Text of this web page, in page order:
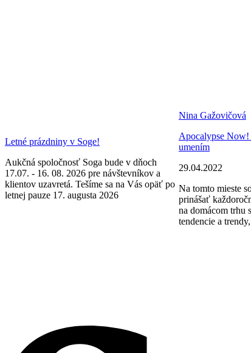
Letné prázdniny v Soge!
Aukčná spoločnosť Soga bude v dňoch
17.07. - 16. 08. 2026 pre návštevníkov a
klientov uzavretá. Tešíme sa na Vás opäť po
letnej pauze 17. augusta 2026
Nina Gažovičová
Apocalypse Now!
umením
29.04.2022
Na tomto mieste
prinášať
na domácom trhu
tendencie a